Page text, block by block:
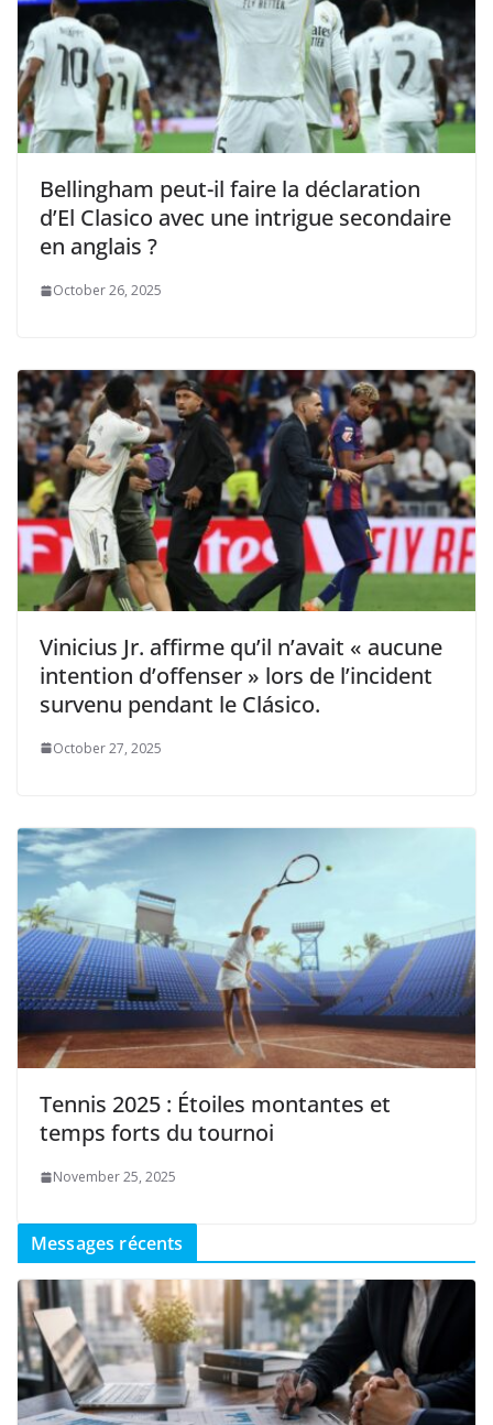
Bellingham peut-il faire la déclaration
d’El Clasico avec une intrigue secondaire
en anglais ?
October 26, 2025
Vinicius Jr. affirme qu’il n’avait « aucune
intention d’offenser » lors de l’incident
survenu pendant le Clásico.
October 27, 2025
Tennis 2025 : Étoiles montantes et
temps forts du tournoi
November 25, 2025
Messages récents